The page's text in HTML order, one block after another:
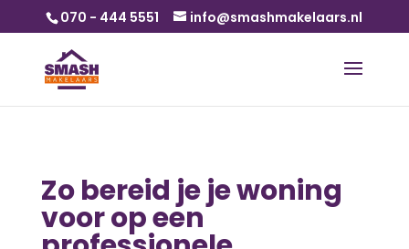
070 - 444 5551 info@smashmakelaars.nl
Zo bereid je je woning
voor op een